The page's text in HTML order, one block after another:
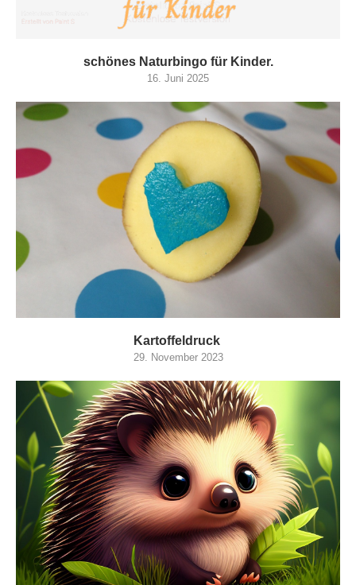
schönes Naturbingo für Kinder.
16. Juni 2025
Kartoffeldruck
29. November 2023